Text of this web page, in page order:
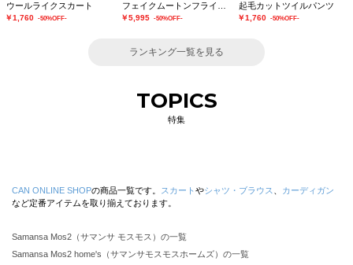
ウールライクスカート
￥1,760 -50%OFF- ￥5,995 -50%OFF-
起毛カットツイルパンツ
￥1,760 -50%OFF-
ランキング一覧を見る
TOPICS
特集
CAN ONLINE SHOPの商品一覧です。 スカート やシャツ・ブラウス
カーディガン
など定番アイテムを取り揃えております。
Samansa Mos2（サマンサ モスモス）の一覧
Samansa Mos2 home's（サマンサモスモスホームズ）の一覧